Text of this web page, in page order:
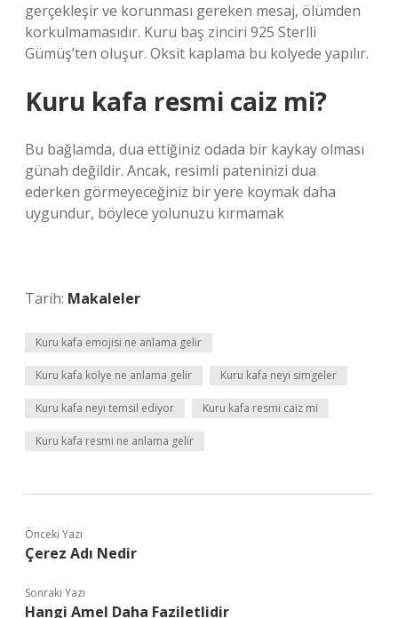
gerçekleşir ve korunması gereken mesaj, ölümden
korkulmamasıdır. Kuru baş zinciri 925 Sterlli
Gümüş’ten oluşur. Oksit kaplama bu kolyede yapılır.
Kuru kafa resmi caiz mi?
Bu bağlamda, dua ettiğiniz odada bir kaykay olması
günah değildir. Ancak, resimli pateninizi dua
ederken görmeyeceğiniz bir yere koymak daha
uygundur, böylece yolunuzu kırmamak
Tarih: Makaleler
Kuru kafa emojisi ne anlama gelir
Kuru kafa kolye ne anlama gelir Kuru kafa neyi simgeler
Kuru kafa neyi temsil ediyor Kuru kafa resmi caiz mi
Kuru kafa resmi ne anlama gelir
Önceki Yazı
Çerez Adı Nedir
Sonraki Yazı
Hangi Amel Daha Faziletlidir